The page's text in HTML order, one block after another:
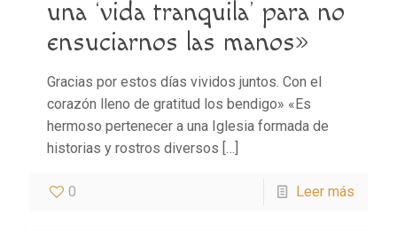
una ‘vida tranquila’ para no
ensuciarnos las manos»
Gracias por estos días vividos juntos. Con el
corazón lleno de gratitud los bendigo» «Es
hermoso pertenecer a una Iglesia formada de
historias y rostros diversos […]
0 Leer más